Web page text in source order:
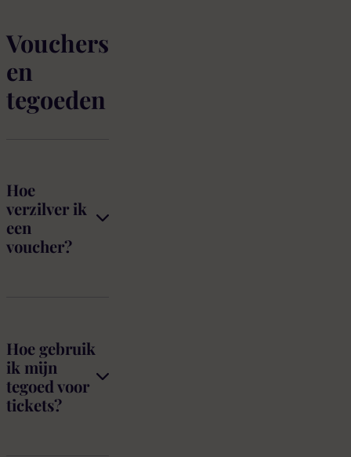
Vouchers
en
tegoeden
Hoe
verzilver ik
een
voucher?
Hoe gebruik
ik mijn
tegoed voor
tickets?